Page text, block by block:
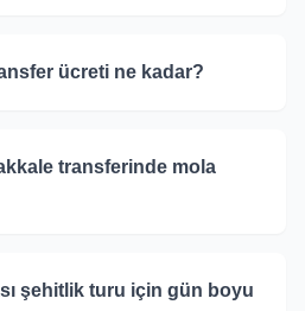
ücreti ne kadar?
transferinde mola
şehitlik turu için gün boyu